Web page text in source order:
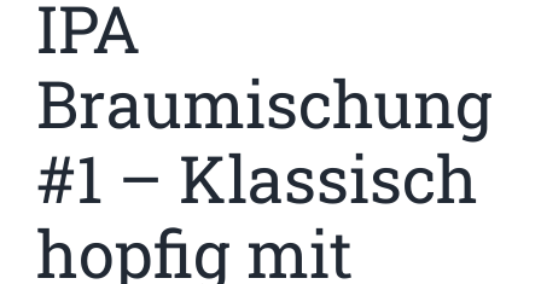
IPA
Braumischung
#1 – Klassisch
hopfig mit